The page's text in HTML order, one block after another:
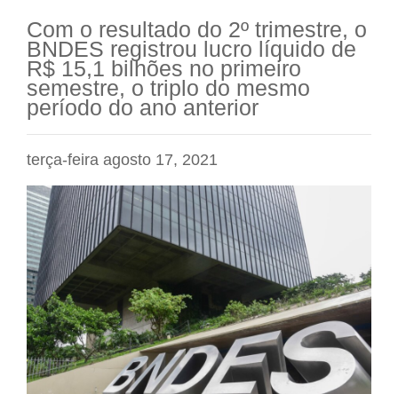
Com o resultado do 2º trimestre, o
BNDES registrou lucro líquido de
R$ 15,1 bilhões no primeiro
semestre, o triplo do mesmo
período do ano anterior
terça-feira agosto 17, 2021